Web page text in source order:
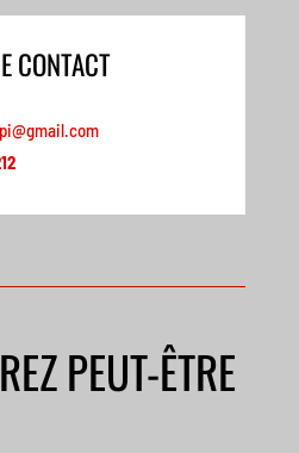
CONTACT
PEUT-ÊTRE